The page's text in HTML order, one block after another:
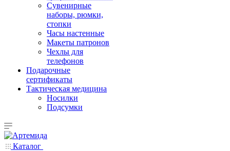
Сувенирные
наборы, рюмки,
стопки
Часы настенные
Макеты патронов
Чехлы для
телефонов
Подарочные
сертификаты
Тактическая медицина
Носилки
Подсумки
Каталог